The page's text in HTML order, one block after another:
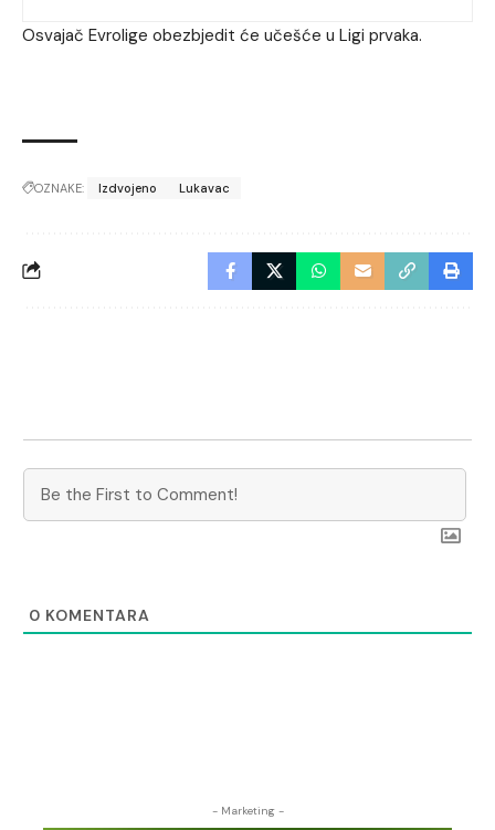
Osvajač Evrolige obezbjedit će učešće u Ligi prvaka.
OZNAKE: Izdvojeno Lukavac
0 KOMENTARA
- Marketing -